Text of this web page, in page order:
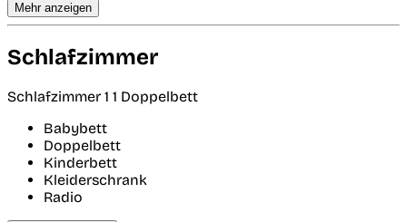
Mehr anzeigen
Schlafzimmer
Schlafzimmer 1 1 Doppelbett
Babybett
Doppelbett
Kinderbett
Kleiderschrank
Radio